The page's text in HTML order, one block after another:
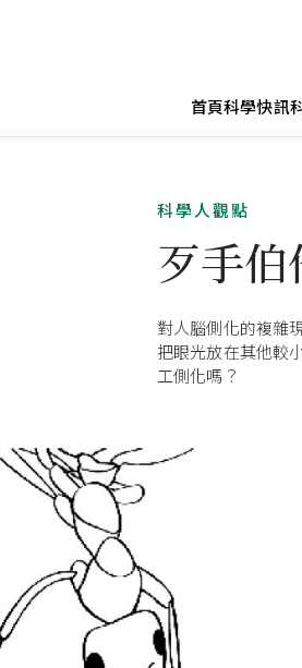
首頁科學快訊
科學人觀點
歹手
對人腦側化的複雜
把眼光放在其他較
工側化嗎？